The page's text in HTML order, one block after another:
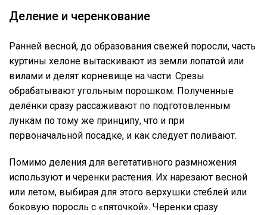
Деление и черенкование
Ранней весной, до образования свежей поросли, часть
куртины хелоне вытаскивают из земли лопатой или
вилами и делят корневище на части. Срезы
обрабатывают угольным порошком. Полученные
делёнки сразу рассаживают по подготовленным
лункам по тому же принципу, что и при
первоначальной посадке, и как следует поливают.
Помимо деления для вегетативного размножения
используют и черенки растения. Их нарезают весной
или летом, выбирая для этого верхушки стеблей или
боковую поросль с «пяточкой». Черенки сразу